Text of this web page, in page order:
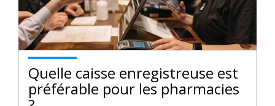
Quelle caisse enregistreuse est
préférable pour les pharmacies